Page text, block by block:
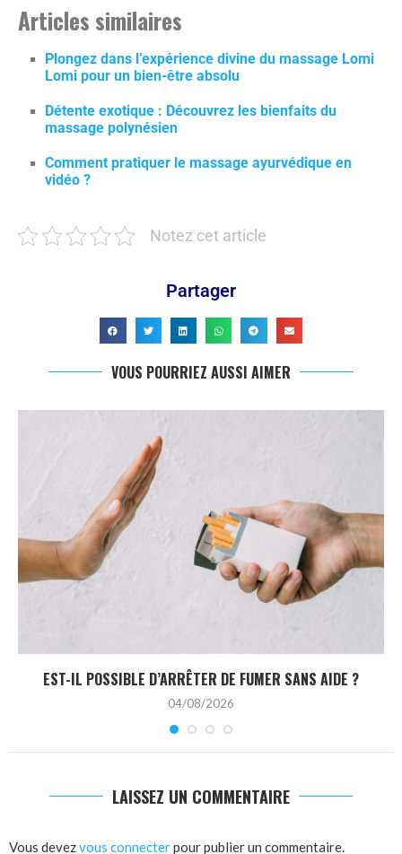
Articles similaires
Plongez dans l’expérience divine du massage Lomi
Lomi pour un bien-être absolu
Détente exotique : Découvrez les bienfaits du
massage polynésien
Comment pratiquer le massage ayurvédique en
vidéo ?
Notez cet article
Partager
VOUS POURRIEZ AUSSI AIMER
EST-IL POSSIBLE D’ARRÊTER DE FUMER SANS AIDE ?
04/08/2026
LAISSEZ UN COMMENTAIRE
Vous devezvous connecterpour publier un commentaire.